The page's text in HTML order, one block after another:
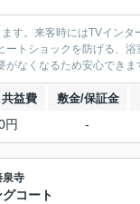
す。来客時にはTVイン
トショックを防げる、
なくなるため安心でき
益費 敷金/保証金
円 -
泉寺
コート